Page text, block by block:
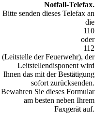
Notfall-Telefax.
Bitte senden dieses Telefax an
die
110
oder
112
(Leitstelle der Feuerwehr), der
Leitstellendisponent wird
Ihnen das mit der Bestätigung
sofort zurücksenden.
Bewahren Sie dieses Formular
am besten neben Ihrem
Faxgerät auf.